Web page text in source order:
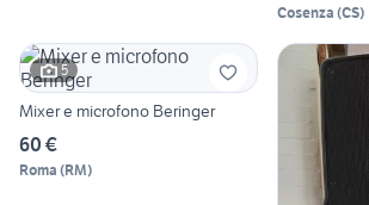
Cosenza (CS)
5
Mixer e microfono Beringer
60 €
Roma (RM)